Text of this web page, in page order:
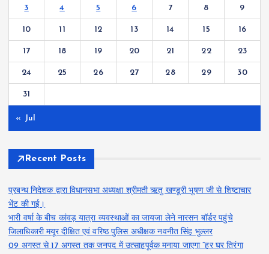
3 4 5 6 7 8 9
10 11 12 13 14 15 16
17 18 19 20 21 22 23
24 25 26 27 28 29 30
31
« Jul
Recent Posts
प्रबन्ध निदेशक द्वारा विधानसभा अध्यक्षा श्रीमती ऋतु खण्डूरी भूषण जी से शिष्टाचार
भेंट की गई।
भारी वर्षा के बीच कांवड़ यात्रा व्यवस्थाओं का जायजा लेने नारसन बॉर्डर पहुंचे
जिलाधिकारी मयूर दीक्षित एवं वरिष्ठ पुलिस अधीक्षक नवनीत सिंह भुल्लर
09 अगस्त से 17 अगस्त तक जनपद में उत्साहपूर्वक मनाया जाएगा “हर घर तिरंगा